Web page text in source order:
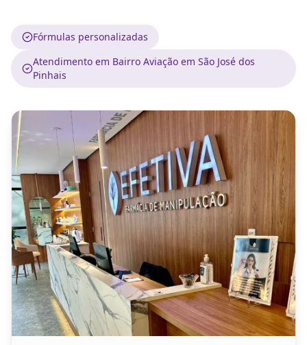
Fórmulas personalizadas
Atendimento em Bairro Aviação em São José dos
Pinhais